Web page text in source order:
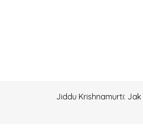
Jiddu Krishnamurti: